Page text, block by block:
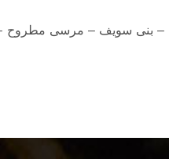
– بنى سويف – مرسى